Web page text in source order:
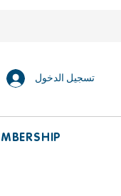
تسجيل الدخول